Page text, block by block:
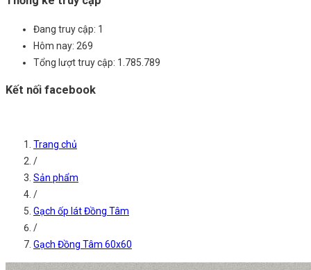
Đang truy cập: 1
Hôm nay: 269
Tổng lượt truy cập: 1.785.789
Kết nối facebook
Trang chủ
/
Sản phẩm
/
Gạch ốp lát Đồng Tâm
/
Gạch Đồng Tâm 60x60